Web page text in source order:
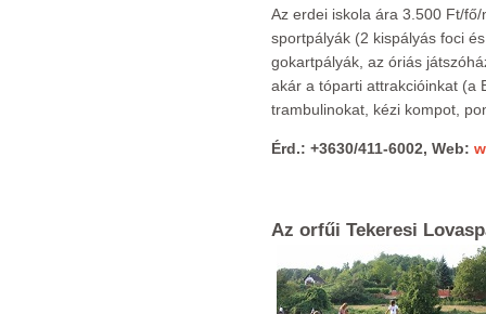
Az erdei iskola ára 3.500 Ft/
sportpályák (2 kispályás foci
gokartpályák, az óriás
akár a tóparti attrakcióinkat (a
trambulinokat, kézi kompot,
Érd.: +3630/411-6002, Web:
Az orfűi Tekeresi